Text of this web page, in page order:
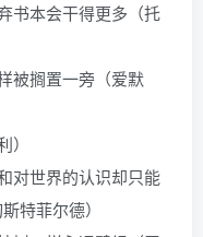
书本会干得更多（托
被搁置一旁（爱默
对世界的认识却只能
特菲尔德）